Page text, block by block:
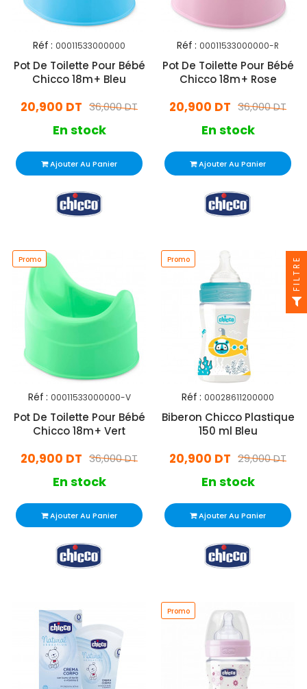
Réf : 00011533000000
Pot De Toilette Pour Bébé
Chicco 18m+ Bleu
36,000 DT
20,900 DT
En stock
Ajouter Au Panier
Réf : 00011533000000-R
Pot De Toilette Pour Bébé
Chicco 18m+ Rose
36,000 DT
20,900 DT
En stock
Ajouter Au Panier
Promo
Réf : 00011533000000-V
Pot De Toilette Pour Bébé
Chicco 18m+ Vert
36,000 DT
20,900 DT
En stock
Ajouter Au Panier
Promo
Réf : 00028611200000
Biberon Chicco Plastique
150 ml Bleu
29,000 DT
20,900 DT
En stock
Ajouter Au Panier
Promo
FILTRE